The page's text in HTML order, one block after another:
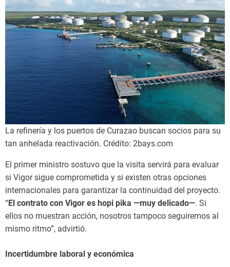
La refinería y los puertos de Curazao buscan socios para su
tan anhelada reactivación. Crédito: 2bays.com
El primer ministro sostuvo que la visita servirá para evaluar
si Vigor sigue comprometida y si existen otras opciones
internacionales para garantizar la continuidad del proyecto.
“El contrato con Vigor es hopi pika —muy delicado—. Si
ellos no muestran acción, nosotros tampoco seguiremos al
mismo ritmo”, advirtió.
Incertidumbre laboral y económica